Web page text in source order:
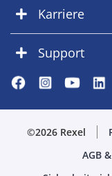
Karriere
Support
©2026 Rexel
AGB